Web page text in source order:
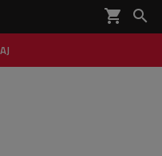
shopping_cart 
